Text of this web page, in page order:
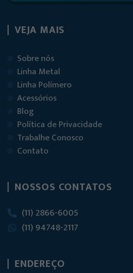
VEJA MAIS
Sobre nós
Linha Metal
Linha Polímero
Acessórios
Blog
Política de Privacidade
Trabalhe Conosco
Contato
NOSSOS CONTATOS
(11) 2866-6005
(11) 94748-2117
ENDEREÇO